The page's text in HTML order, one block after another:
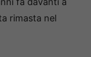
rimasta nel